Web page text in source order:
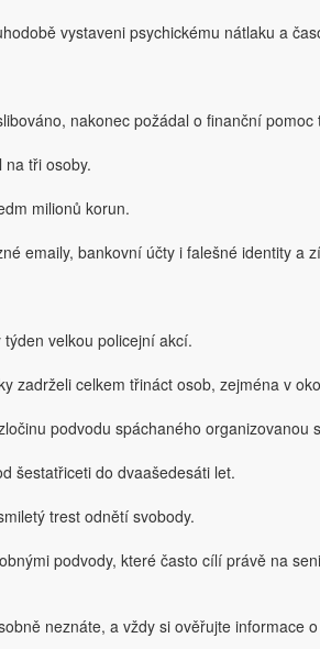
vystaveni psychickému nátlaku a
nakonec požádal o finanční pomoc
tři osoby.
milionů korun.
emaily, bankovní účty i falešné identity a
velkou policejní akcí.
zadrželi celkem třináct osob, zejména v
podvodu spáchaného organizovanou
šestatřiceti do dvaašedesáti let.
trest odnětí svobody.
podvody, které často cílí právě na
neznáte, a vždy si ověřujte informace